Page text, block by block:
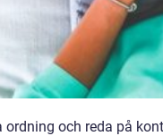
ordning och reda på